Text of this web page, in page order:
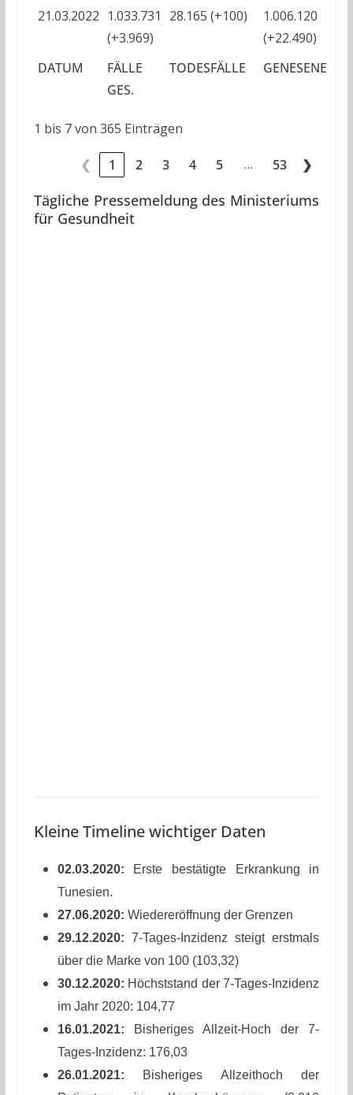
21.03.2022 1.033.731
(+3.969)
28.165 (+100)
1.006.120
(+22.490)
DATUM
FÄLLE
GES.
TODESFÄLLE GENESENE
1 bis 7 von 365 Einträgen
❮ 1 2 3 4 5 … 53 ❯
Tägliche Pressemeldung des Ministeriums
für Gesundheit
Kleine Timeline wichtiger Daten
02.03.2020: Erste bestätigte Erkrankung in
Tunesien.
27.06.2020: Wiedereröffnung der Grenzen
29.12.2020: 7-Tages-Inzidenz steigt erstmals
über die Marke von 100 (103,32)
30.12.2020: Höchststand der 7-Tages-Inzidenz
im Jahr 2020: 104,77
16.01.2021: Bisheriges Allzeit-Hoch der 7-
Tages-Inzidenz: 176,03
26.01.2021: Bisheriges Allzeithoch der